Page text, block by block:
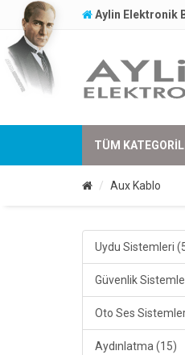
Aylin Elektronik
TÜM
Aux Kablo
Uydu Sistemleri
Güvenlik
Oto Ses
Aydınlatma (15)